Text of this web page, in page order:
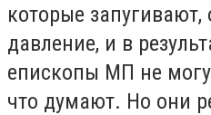
которые
давление, и в
епископы МП не
что думают. Но они